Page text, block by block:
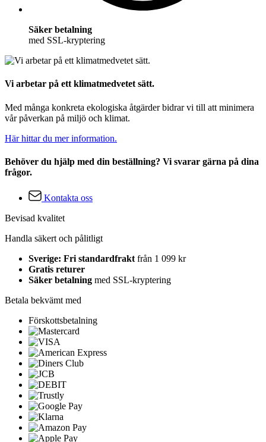
Säker betalning
med SSL-kryptering
Vi arbetar på ett klimatmedvetet sätt.
Med många konkreta ekologiska åtgärder bidrar vi till att minimera
vår påverkan på miljö och klimat.
Här hittar du mer information.
Behöver du hjälp med din beställning? Vi svarar gärna på dina
frågor.
Kontakta oss
Bevisad kvalitet
Handla säkert och pålitligt
Sverige: Fri standardfrakt från 1 099 kr
Gratis returer
Säker betalning med SSL-kryptering
Betala bekvämt med
Förskottsbetalning